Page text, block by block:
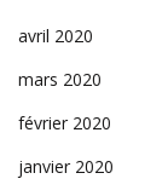
avril 2020
mars 2020
février 2020
janvier 2020